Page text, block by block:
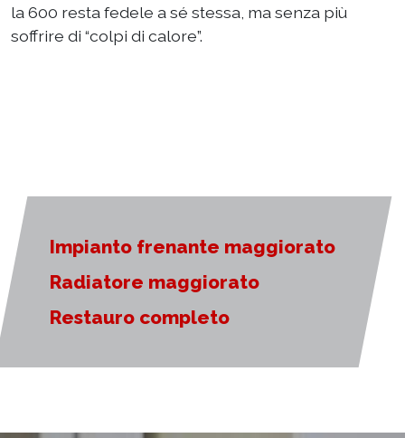
la 600 resta fedele a sé stessa, ma senza più
soffrire di “colpi di calore”.
Impianto frenante maggiorato
Radiatore maggiorato
Restauro completo